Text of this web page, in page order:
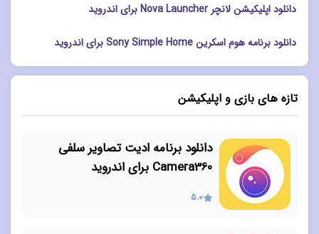
دانلود اپلیکیشن لانچر Nova Launcher برای اندروید
دانلود برنامه هوم اسکرین Sony Simple Home برای اندروید
تازه های بازی و اپلیکیشن
دانلود برنامه ادیت تصاویر سلفی
Camera360 برای اندروید
5.0